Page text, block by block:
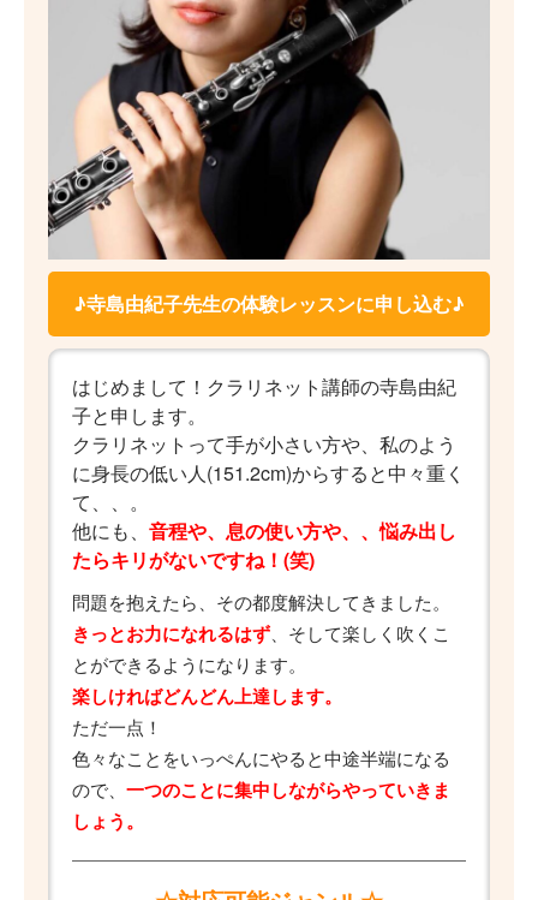
♪寺島由紀子先生の体験レッスンに申し込む♪
はじめまして！クラリネット講師の寺島由紀
子と申します。
クラリネットって手が小さい方や、私のよう
に身長の低い人(151.2cm)からすると中々重く
て、、。
他にも、 音程や、息の使い方や、、悩み出し
たらキリがないですね！(笑)
問題を抱えたら、その都度解決してきました。
きっとお力になれるはず 、そして楽しく吹くこ
とができるようになります。
楽しければどんどん上達します。
ただ一点！
色々なことをいっぺんにやると中途半端になる
ので、 一つのことに集中しながらやっていきま
しょう。